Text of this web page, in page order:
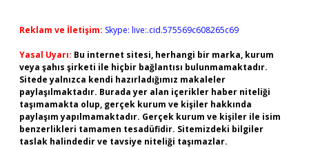
Reklam ve İletişim: Skype: live:.cid.575569c608265c69
Yasal Uyarı: Bu internet sitesi, herhangi bir marka, kurum
veya şahıs şirketi ile hiçbir bağlantısı bulunmamaktadır.
Sitede yalnızca kendi hazırladığımız makaleler
paylaşılmaktadır. Burada yer alan içerikler haber niteliği
taşımamakta olup, gerçek kurum ve kişiler hakkında
paylaşım yapılmamaktadır. Gerçek kurum ve kişiler ile isim
benzerlikleri tamamen tesadüfidir. Sitemizdeki bilgiler
taslak halindedir ve tavsiye niteliği taşımazlar.